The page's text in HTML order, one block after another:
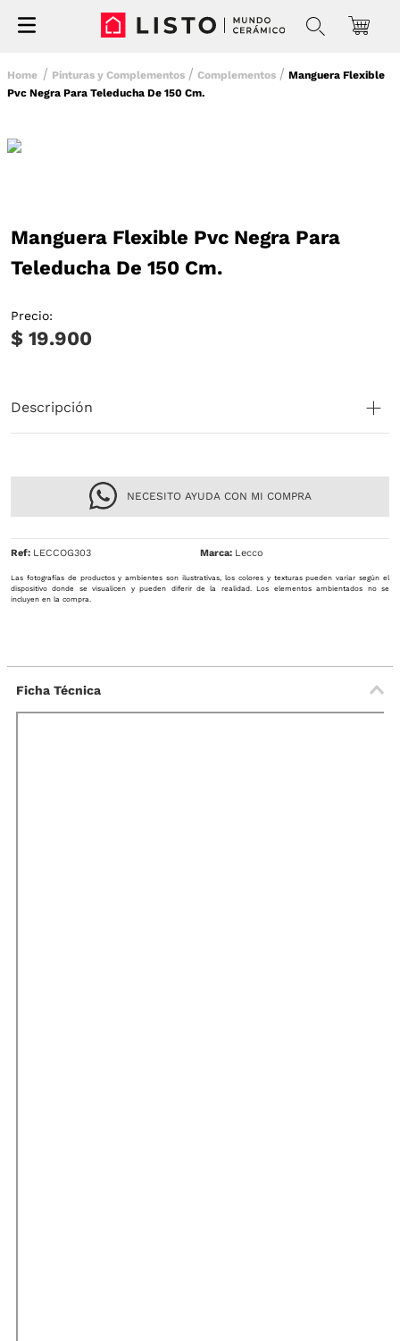
Pinturas y Complementos Complementos
Manguera Flexible
Pvc Negra Para Teleducha De 150 Cm.
Manguera Flexible Pvc Negra Para
Teleducha De 150 Cm.
Precio:
$ 19.900
Descripción
NECESITO AYUDA CON MI COMPRA
Ref: LECCOG303 Lecco
Las fotografías de productos y ambientes son ilustrativas, los colores y texturas pueden variar según el
dispositivo donde se visualicen y pueden diferir de la realidad. Los elementos ambientados no se
incluyen en la compra.
Ficha Técnica